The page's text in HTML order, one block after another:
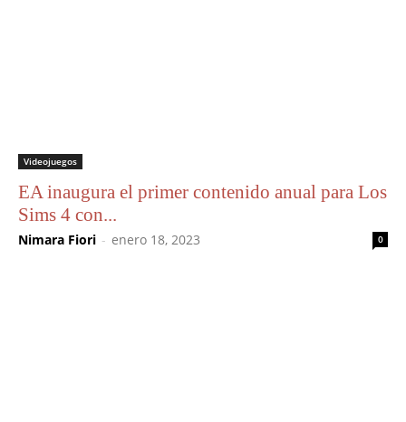
Videojuegos
EA inaugura el primer contenido anual para Los
Sims 4 con...
Nimara Fiori - enero 18, 2023 0